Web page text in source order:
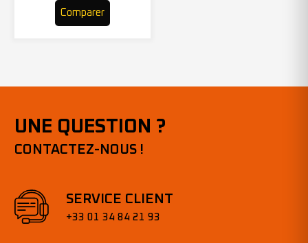
Comparer
UNE QUESTION ?
CONTACTEZ-NOUS !
SERVICE CLIENT
+33 01 34 84 21 93